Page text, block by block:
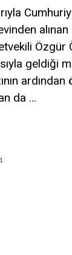
Özgür
geldiği
da …